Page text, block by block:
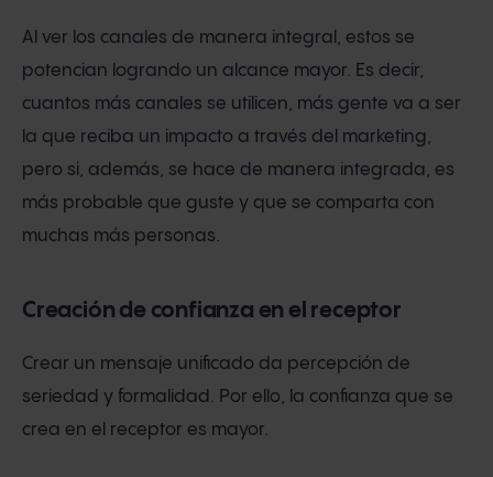
Al ver los canales de manera integral, estos se
potencian logrando un alcance mayor. Es decir,
cuantos más canales se utilicen, más gente va a ser
la que reciba un impacto a través del marketing,
pero si, además, se hace de manera integrada, es
más probable que guste y que se comparta con
muchas más personas.
Creación de confianza en el receptor
Crear un mensaje unificado da percepción de
seriedad y formalidad. Por ello, la confianza que se
crea en el receptor es mayor.